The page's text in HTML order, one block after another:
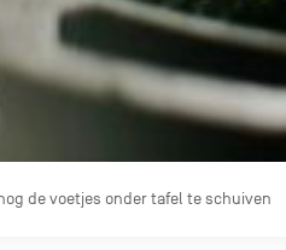
de voetjes onder tafel te schuiven